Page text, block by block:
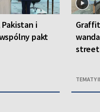
Pakistan i
pakt
TEMATY